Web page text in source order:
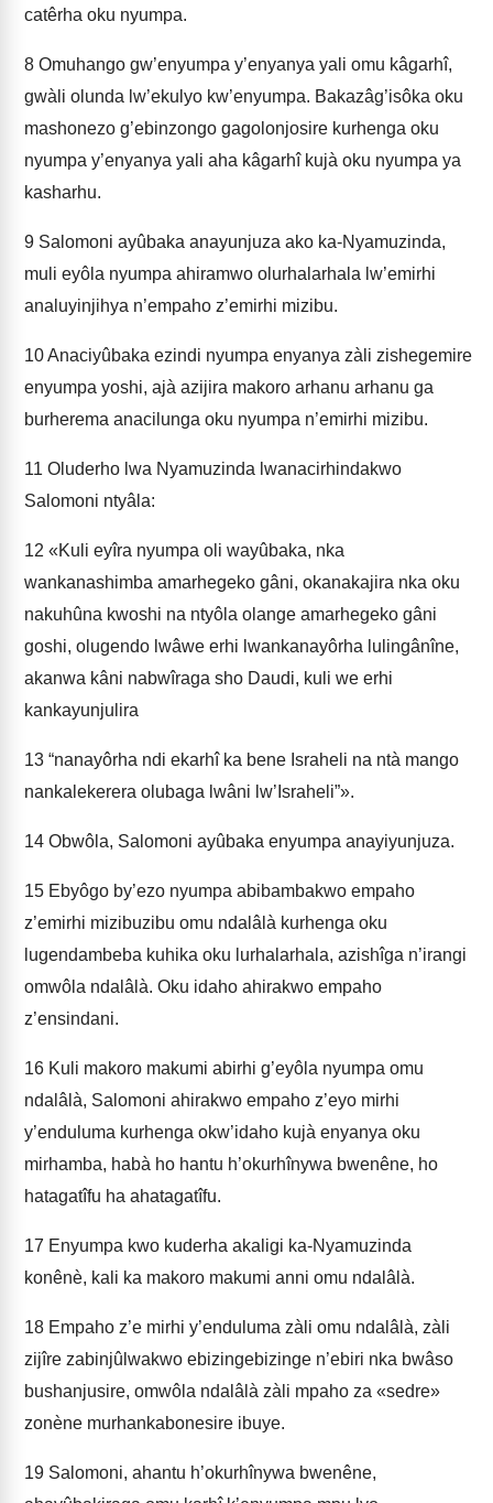
catêrha oku nyumpa.
8 Omuhango gw’enyumpa y’enyanya yali omu kâgarhî,
gwàli olunda lw’ekulyo kw’enyumpa. Bakazâg’isôka oku
mashonezo g’ebinzongo gagolonjosire kurhenga oku
nyumpa y’enyanya yali aha kâgarhî kujà oku nyumpa ya
kasharhu.
9 Salomoni ayûbaka anayunjuza ako ka-Nyamuzinda,
muli eyôla nyumpa ahiramwo olurhalarhala lw’emirhi
analuyinjihya n’empaho z’emirhi mizibu.
10Anaciyûbaka ezindi nyumpa enyanya zàli zishegemire
enyumpa yoshi, ajà azijira makoro arhanu arhanu ga
burherema anacilunga oku nyumpa n’emirhi mizibu.
11 Oluderho lwa Nyamuzinda lwanacirhindakwo
Salomoni ntyâla:
12 «Kuli eyîra nyumpa oli wayûbaka, nka
wankanashimba amarhegeko gâni, okanakajira nka oku
nakuhûna kwoshi na ntyôla olange amarhegeko gâni
goshi, olugendo lwâwe erhi lwankanayôrha lulingânîne,
akanwa kâni nabwîraga sho Daudi, kuli we erhi
kankayunjulira
13 “nanayôrha ndi ekarhî ka bene Israheli na ntà mango
nankalekerera olubaga lwâni lw’Israheli”».
14 Obwôla, Salomoni ayûbaka enyumpa anayiyunjuza.
15 Ebyôgo by’ezo nyumpa abibambakwo empaho
z’emirhi mizibuzibu omu ndalâlà kurhenga oku
lugendambeba kuhika oku lurhalarhala, azishîga n’irangi
omwôla ndalâlà. Oku idaho ahirakwo empaho
z’ensindani.
16 Kuli makoro makumi abirhi g’eyôla nyumpa omu
ndalâlà, Salomoni ahirakwo empaho z’eyo mirhi
y’enduluma kurhenga okw’idaho kujà enyanya oku
mirhamba, habà ho hantu h’okurhînywa bwenêne, ho
hatagatîfu ha ahatagatîfu.
17 Enyumpa kwo kuderha akaligi ka-Nyamuzinda
konênè, kali ka makoro makumi anni omu ndalâlà.
18 Empaho z’e mirhi y’enduluma zàli omu ndalâlà, zàli
zijîre zabinjûlwakwo ebizingebizinge n’ebiri nka bwâso
bushanjusire, omwôla ndalâlà zàli mpaho za «sedre»
zonène murhankabonesire ibuye.
19 Salomoni, ahantu h’okurhînywa bwenêne,